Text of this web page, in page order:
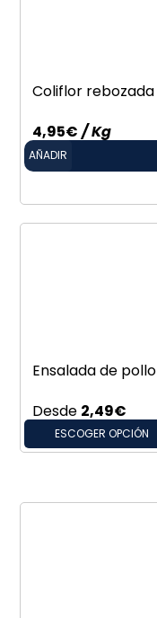
Coliflor rebozada
4,95€/ Kg
AÑADIR
Ensalada de pollo
Desde 2,49€
ESCOGER OPCIÓN